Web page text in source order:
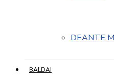
DEANTE
BALDAI